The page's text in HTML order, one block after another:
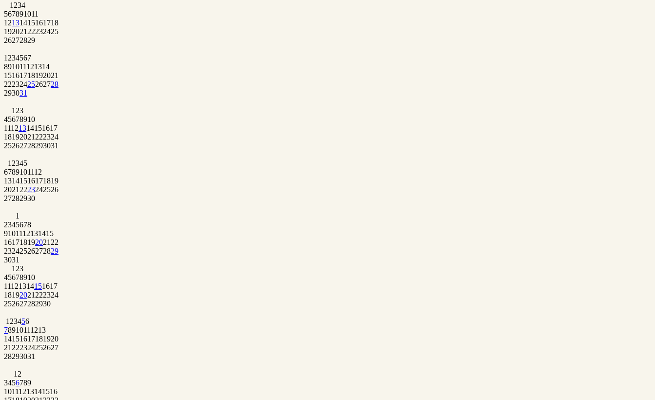
1 234
567891011
12131415161718
192021 22232425
26272829
1 234567
891011121314
15161718192021
22232425262728
293031
1 23
45678910
11121314151617
18192021 222324
25262728293031
1 2345
6789101112
13141516171819
2021 2223242526
27282930
1
2345678
9101112131415
161718192021 22
23242526272829
3031
1 23
45678910
11121314151617
18192021 222324
252627282930
1 23456
78910111213
14151617181920
21 222324252627
28293031
1 2
3456789
10111213141516